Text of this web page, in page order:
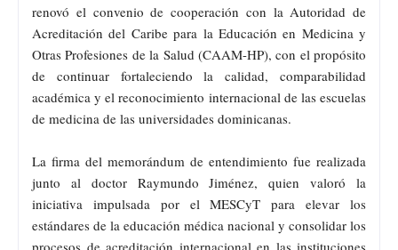
renovó el convenio de cooperación con la Autoridad de
Acreditación del Caribe para la Educación en Medicina y
Otras Profesiones de la Salud (CAAM-HP), con el propósito
de continuar fortaleciendo la calidad, comparabilidad
académica y el reconocimiento internacional de las escuelas
de medicina de las universidades dominicanas.
La firma del memorándum de entendimiento fue realizada
junto al doctor Raymundo Jiménez, quien valoró la
iniciativa impulsada por el MESCyT para elevar los
estándares de la educación médica nacional y consolidar los
procesos de acreditación internacional en las instituciones